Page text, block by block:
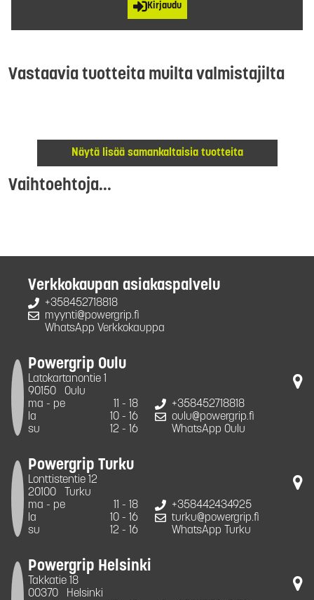
Kirjaudu
Vastaavia tuotteita muilta valmistajilta
Näytä lisää samankaltaisia tuotteita
Vaihtoehtoja...
Verkkokaupan asiakaspalvelu
+358452718818
myynti@powergrip.fi
WhatsApp Verkkokauppa
Powergrip Oulu
Latokartanontie 1
90150
Oulu
ma - pe
11 - 18
la
10 - 16
su
12 - 16
+358452718818
oulu@powergrip.fi
WhatsApp Oulu
Powergrip Turku
Lonttistentie 12
20100
Turku
ma - pe
11 - 18
la
10 - 16
su
12 - 16
+358442434925
turku@powergrip.fi
WhatsApp Turku
Powergrip Helsinki
Takkatie 18
00370
Helsinki